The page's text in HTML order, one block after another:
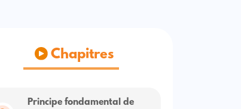
Chapitres
Principe fondamental de